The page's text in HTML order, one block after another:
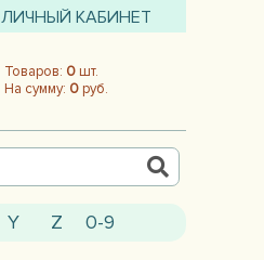
ЛИЧНЫЙ КАБИНЕТ
Товаров: 0шт.
На сумму: 0руб.
Y Z 0-9